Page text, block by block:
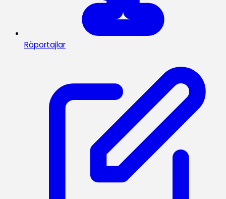
Röportajlar